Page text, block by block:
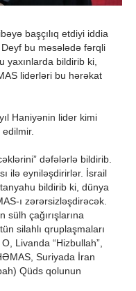
başçılıq etdiyi iddia
bu məsələdə fərqli
yaxınlarda bildirib ki,
liderləri bu hərəkat
Haniyənin lider kimi
dəfələrlə bildirib.
ilə eyniləşdirirlər. İsrail
bildirib ki, dünya
ı zərərsizləşdirəcək.
çağırışlarına
silahlı qruplaşmaları
Livanda “Hizbullah”,
Suriyada İran
Qüds qolunun